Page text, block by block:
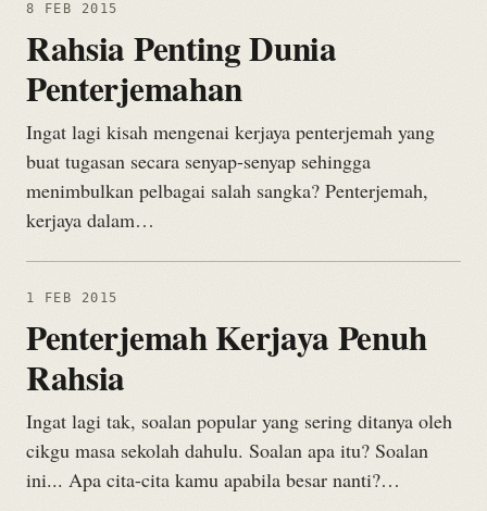
8 FEB 2015
Rahsia Penting Dunia
Penterjemahan
Ingat lagi kisah mengenai kerjaya penterjemah yang
buat tugasan secara senyap-senyap sehingga
menimbulkan pelbagai salah sangka? Penterjemah,
kerjaya dalam…
1 FEB 2015
Penterjemah Kerjaya Penuh
Rahsia
Ingat lagi tak, soalan popular yang sering ditanya oleh
cikgu masa sekolah dahulu. Soalan apa itu? Soalan
ini... Apa cita-cita kamu apabila besar nanti?…